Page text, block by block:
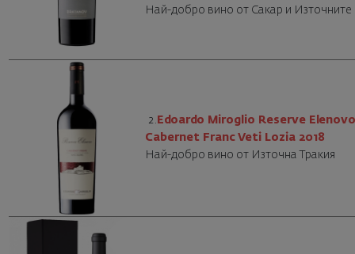
Най-добро вино от Сакар и Източните
2. Edoardo Miroglio Reserve Elenovo
Cabernet Franc Veti Lozia 2018
Най-добро вино от Източна Тракия